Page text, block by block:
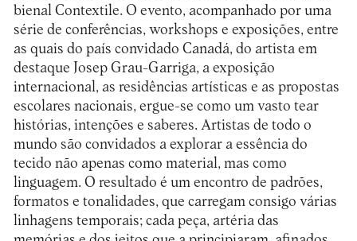
bienal Contextile. O evento, acompanhado por uma
série de conferências, workshops e exposições, entre
as quais do país convidado Canadá, do artista em
destaque Josep Grau-Garriga, a exposição
internacional, as residências artísticas e as propostas
escolares nacionais, ergue-se como um vasto tear
histórias, intenções e saberes. Artistas de todo o
mundo são convidados a explorar a essência do
tecido não apenas como material, mas como
linguagem. O resultado é um encontro de padrões,
formatos e tonalidades, que carregam consigo várias
linhagens temporais; cada peça, artéria das